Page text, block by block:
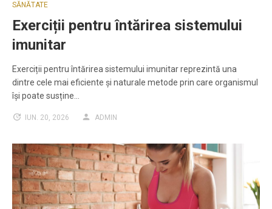
SĂNĂTATE
Exerciții pentru întărirea sistemului
imunitar
Exerciții pentru întărirea sistemului imunitar reprezintă una
dintre cele mai eficiente și naturale metode prin care organismul
își poate susține…
IUN. 20, 2026 ADMIN